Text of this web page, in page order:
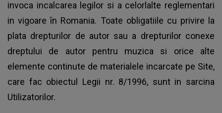
invoca incalcarea legilor si a celorlalte reglementari
in vigoare în Romania. Toate obligatiile cu privire la
plata drepturilor de autor sau a drepturilor conexe
dreptului de autor pentru muzica si orice alte
elemente continute de materialele incarcate pe Site,
care fac obiectul Legii nr. 8/1996, sunt in sarcina
Utilizatorilor.